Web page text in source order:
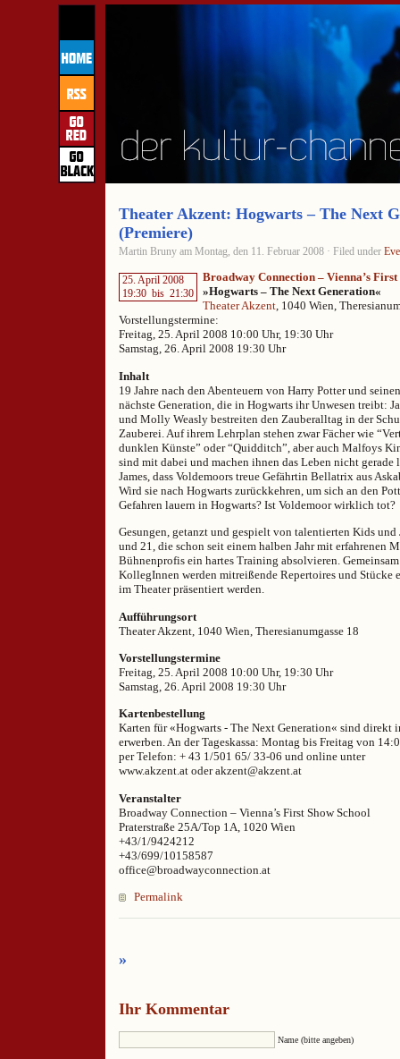
Theater Akzent: Hogwarts – The Next
(Premiere)
Martin Bruny am Montag, den 11. Februar 2008 · Filed under
25. April 2008
19:30 bis 21:30
Broadway Connection – Vienna’s First
»Hogwarts – The Next Generation«
Theater Akzent, 1040 Wien,
Vorstellungstermine:
Freitag, 25. April 2008 10:00 Uhr, 19:30 Uhr
Samstag, 26. April 2008 19:30 Uhr
Inhalt
19 Jahre nach den Abenteuern von Harry Potter und
nächste Generation, die in Hogwarts ihr Unwesen treibt:
und Molly Weasly bestreiten den Zauberalltag in der
Zauberei. Auf ihrem Lehrplan stehen zwar Fächer wie
dunklen Künste” oder “Quidditch”, aber auch Malfoys
sind mit dabei und machen ihnen das Leben nicht gerade
James, dass Voldemoors treue Gefährtin Bellatrix aus
Wird sie nach Hogwarts zurückkehren, um sich an den
Gefahren lauern in Hogwarts? Ist Voldemoor wirklich tot?
Gesungen, getanzt und gespielt von talentierten Kids
und 21, die schon seit einem halben Jahr mit erfahrenen
Bühnenprofis ein hartes Training absolvieren.
KollegInnen werden mitreißende Repertoires und Stücke
im Theater präsentiert werden.
Aufführungsort
Theater Akzent, 1040 Wien, Theresianumgasse 18
Vorstellungstermine
Freitag, 25. April 2008 10:00 Uhr, 19:30 Uhr
Samstag, 26. April 2008 19:30 Uhr
Kartenbestellung
Karten für «Hogwarts - The Next Generation« sind direkt
erwerben. An der Tageskassa: Montag bis Freitag von
per Telefon: + 43 1/501 65/ 33-06 und online unter
www.akzent.at oder akzent@akzent.at
Veranstalter
Broadway Connection – Vienna’s First Show School
Praterstraße 25A/Top 1A, 1020 Wien
+43/1/9424212
+43/699/10158587
office@broadwayconnection.at
Permalink
»
Ihr Kommentar
Name (bitte angeben)